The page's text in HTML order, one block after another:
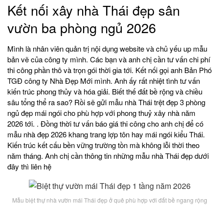
Kết nối xây nhà Thái đẹp sân
vườn ba phòng ngủ 2026
Mình là nhân viên quản trị nội dụng website và chủ yếu up mẫu
bản vẽ của công ty mình. Các bạn và anh chị cần tư vấn chi phí
thi công phần thô và trọn gói thời gia tới. Kết nối gọi anh Bản Phó
TGĐ công ty Nhà Đẹp Mới mình. Anh ấy rất nhiệt tình tư vấn
kiến trúc phong thủy và hóa giải. Biết thế đất bề rộng và chiều
sâu tổng thể ra sao? Rồi sẽ gửi mẫu nhà Thái trệt đẹp 3 phòng
ngủ đẹp mái ngói cho phù hợp với phong thuỷ xây nhà năm
2026 tới. . Đồng thời tư vấn báo giá thi công cho anh chị để có
mẫu nhà đẹp 2026 khang trang lợp tôn hay mái ngói kiểu Thái.
Kiến trúc kết cấu bền vững trường tồn mà không lỗi thời theo
năm tháng. Anh chị cần thông tin những mẫu nhà Thái đẹp dưới
đây thì liên hệ
Mẫu biệt thự nhà vườn mái Thái đẹp ở quê phù hợp với đất bề ngang rộng